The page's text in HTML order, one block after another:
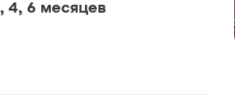
4, 6 месяцев